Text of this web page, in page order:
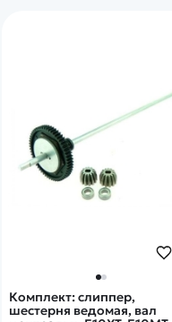
Комплект: слиппер,
шестерня ведомая, вал